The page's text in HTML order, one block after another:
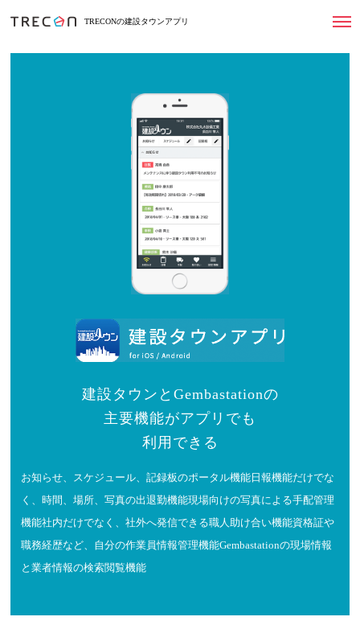
TRECONの建設タウンアプリ
建設タウンとGembastationの
主要機能がアプリでも
利用できる
お知らせ、スケジュール、記録板のポータル機能 日報機能だけでな
く、時間、場所、写真の出退勤機能現場向けの写真による手配管理
機能社内だけでなく、社外へ発信できる職人助け合い機能資格証や
職務経歴など、自分の作業員情報管理機能Gembastationの現場情報
と業者情報の検索閲覧機能